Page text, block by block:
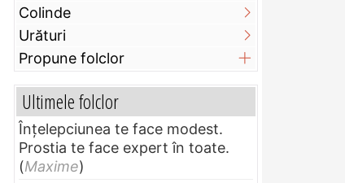
Colinde
Urături
Propune folclor
Ultimele folclor
Înțelepciunea te face modest.
Prostia te face expert în toate.
(Maxime)